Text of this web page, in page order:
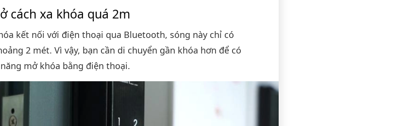
cách xa khóa quá 2m
kết nối với điện thoại qua Bluetooth, sóng này chỉ có
2 mét. Vì vậy, bạn cần di chuyển gần khóa hơn để có
mở khóa bằng điện thoại.